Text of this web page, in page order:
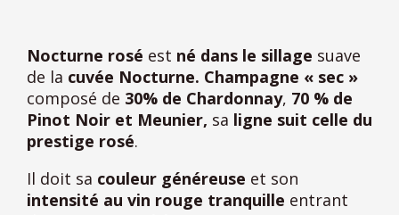
Nocturne rosé est né dans le sillage suave
de la cuvée Nocturne. Champagne « sec »
composé de 30% de Chardonnay, 70 % de
Pinot Noir et Meunier, sa ligne suit celle du
prestige rosé.
Il doit sa couleur généreuse et son
intensité au vin rouge tranquille entrant